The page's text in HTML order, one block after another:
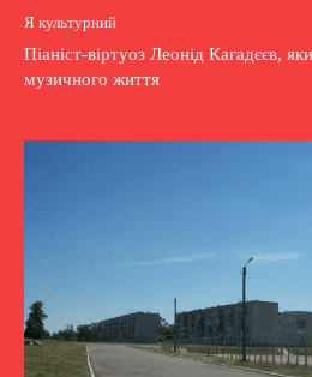
Я культурний
Піаніст-віртуоз Леонід Кагадєєв,
музичного життя